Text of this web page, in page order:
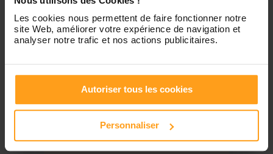
Les cookies nous permettent de faire fonctionner notre
site Web, améliorer votre expérience de navigation et
analyser notre trafic et nos actions publicitaires.
Autoriser tous les cookies
Personnaliser
Mardi Disponible de 00:00 à 00:00
Jeudi Disponible de 00:00 à 00:00
Vendredi Disponible de 00:00 à 00:00
Vous souhaitez connaître les
disponibilités de Celine ?
Contactez-nous